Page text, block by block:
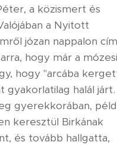
a közismert és
a Nyitott
józan nappalon
hogy már a mózesi
hogy "arcába
halál járt.
gyerekkorában,
keresztül Birkának
és tovább hallgatta,